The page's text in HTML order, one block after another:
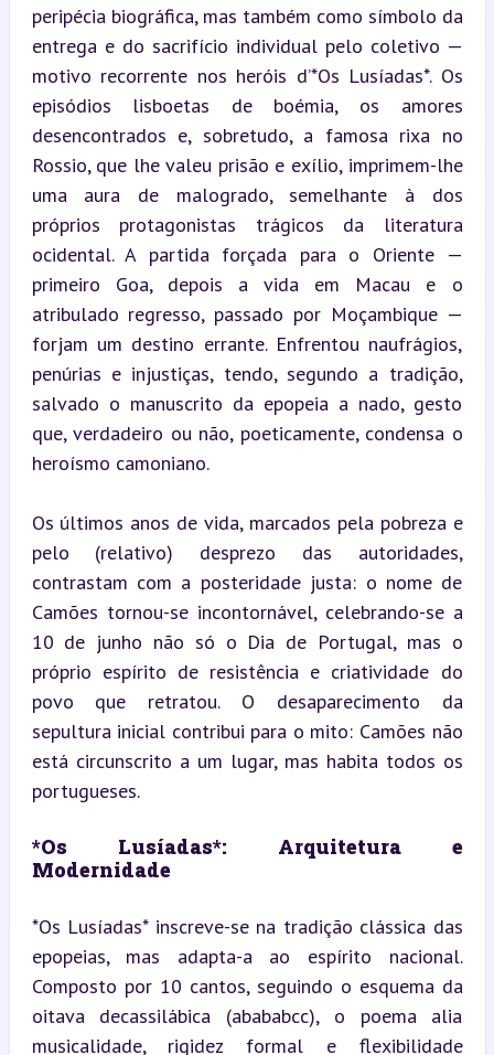
peripécia biográfica, mas também como símbolo da
entrega e do sacrifício individual pelo coletivo —
motivo recorrente nos heróis d’*Os Lusíadas*. Os
episódios lisboetas de boémia, os amores
desencontrados e, sobretudo, a famosa rixa no
Rossio, que lhe valeu prisão e exílio, imprimem-lhe
uma aura de malogrado, semelhante à dos
próprios protagonistas trágicos da literatura
ocidental. A partida forçada para o Oriente —
primeiro Goa, depois a vida em Macau e o
atribulado regresso, passado por Moçambique —
forjam um destino errante. Enfrentou naufrágios,
penúrias e injustiças, tendo, segundo a tradição,
salvado o manuscrito da epopeia a nado, gesto
que, verdadeiro ou não, poeticamente, condensa o
heroísmo camoniano.
Os últimos anos de vida, marcados pela pobreza e
pelo (relativo) desprezo das autoridades,
contrastam com a posteridade justa: o nome de
Camões tornou-se incontornável, celebrando-se a
10 de junho não só o Dia de Portugal, mas o
próprio espírito de resistência e criatividade do
povo que retratou. O desaparecimento da
sepultura inicial contribui para o mito: Camões não
está circunscrito a um lugar, mas habita todos os
portugueses.
*Os Lusíadas*: Arquitetura e
Modernidade
*Os Lusíadas* inscreve-se na tradição clássica das
epopeias, mas adapta-a ao espírito nacional.
Composto por 10 cantos, seguindo o esquema da
oitava decassilábica (abababcc), o poema alia
musicalidade, rigidez formal e flexibilidade